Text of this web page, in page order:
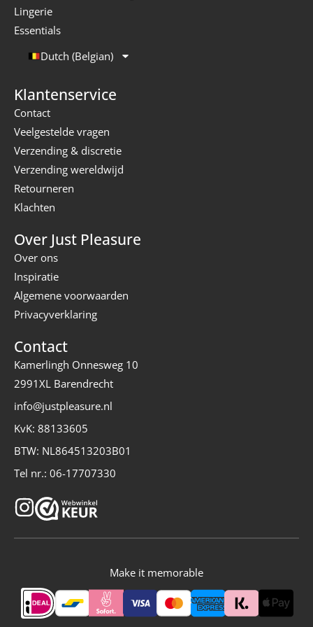
Lingerie
Essentials
Dutch (Belgian)
Klantenservice
Contact
Veelgestelde vragen
Verzending & discretie
Verzending wereldwijd
Retourneren
Klachten
Over Just Pleasure
Over ons
Inspiratie
Algemene voorwaarden
Privacyverklaring
Contact
Kamerlingh Onnesweg 10
2991XL Barendrecht
info@justpleasure.nl
KvK: 88133605
BTW: NL864513203B01
Tel nr.: 06-17707330
I
s
a
g
Make it memorable